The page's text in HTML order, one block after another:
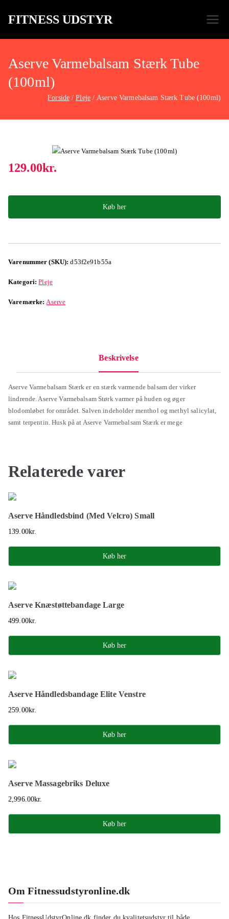
FITNESS UDSTYR
Aserve Varmebalsam Stærk Tube
(100ml)
Forside Pleje Aserve Varmebalsam Stærk Tube (100ml)
129.00kr.
Køb her
Varenummer (SKU):d53f2e91b55a
Kategori:Pleje
Varemærke: Aserve
Beskrivelse
Aserve Varmebalsam Stærk er en stærk varmende balsam der virker
lindrende. Aserve Varmebalsam Størk varmer på huden og øger
blodomløbet for området. Salven indeholder menthol og methyl salicylat,
samt terpentin. Husk på at Aserve Varmebalsam Stærk er mege
Relaterede varer
Aserve Håndledsbind (Med Velcro) Small
139.00kr.
Køb her
Aserve Knæstøttebandage Large
499.00kr.
Køb her
Aserve Håndledsbandage Elite Venstre
259.00kr.
Køb her
Aserve Massagebriks Deluxe
2,996.00kr.
Køb her
Om Fitnessudstyronline.dk